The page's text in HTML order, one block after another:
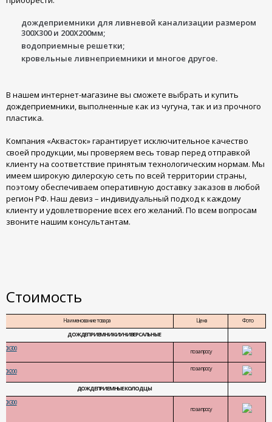
дождеприемники для ливневой канализации размером
300Х300 и 200Х200мм;
водоприемные решетки;
кровельные ливнеприемники и многое другое.
В нашем интернет-магазине вы сможете выбрать и купить
дождеприемники, выполненные как из чугуна, так и из прочного
пластика.
Компания «Аквасток» гарантирует исключительное качество
своей продукции, мы проверяем весь товар перед отправкой
клиенту на соответствие принятым технологическим нормам. Мы
имеем широкую дилерскую сеть по всей территории страны,
поэтому обеспечиваем оперативную доставку заказов в любой
регион РФ. Наш девиз – индивидуальный подход к каждому
клиенту и удовлетворение всех его желаний. По всем вопросам
звоните нашим консультантам.
Стоимость
Наименование товара Цена
Фото
ДОЖДЕПРИЕМНИКИ УНИВЕРСАЛЬНЫЕ
300Х300
по запросу
200Х200 по запросу
ДОЖДЕПРИЕМНЫЕ КОЛОДЦЫ
300Х300
по запросу